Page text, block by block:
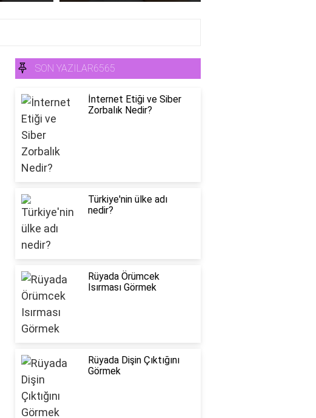
SON YAZILAR6565
İnternet Etiği ve Siber
Zorbalık Nedir?
Türkiye'nin ülke adı
nedir?
Rüyada Örümcek
Isırması Görmek
Rüyada Dişin Çıktığını
Görmek